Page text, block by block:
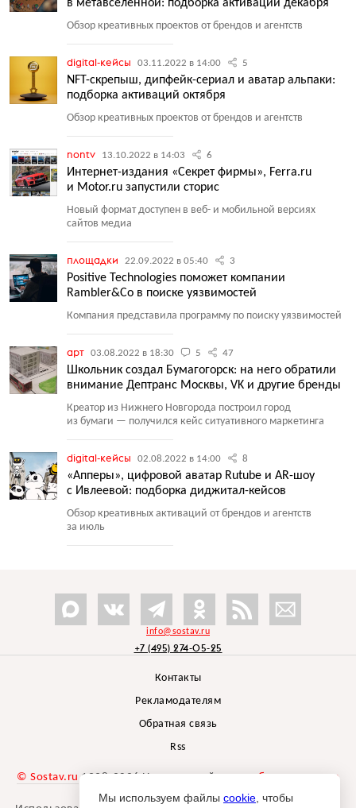
в метавселенной: подборка активаций декабря
Обзор креативных проектов от брендов и агентств
digital-кейсы 03.11.2022 в 14:00 5
NFT-скрепыш, дипфейк-сериал и аватар альпаки:
подборка активаций октября
Обзор креативных проектов от брендов и агентств
nontv 13.10.2022 в 14:03 6
Интернет-издания «Секрет фирмы», Ferra.ru
и Motor.ru запустили сторис
Новый формат доступен в веб- и мобильной версиях
сайтов медиа
площадки 22.09.2022 в 05:40 3
Positive Technologies поможет компании
Rambler&Co в поиске уязвимостей
Компания представила программу по поиску уязвимостей
арт 03.08.2022 в 18:30 5 47
Школьник создал Бумагогорск: на него обратили
внимание Дептранс Москвы, VK и другие бренды
Креатор из Нижнего Новгорода построил город
из бумаги — получился кейс ситуативного маркетинга
digital-кейсы 02.08.2022 в 14:00 8
«Апперы», цифровой аватар Rutube и AR-шоу
с Ивлеевой: подборка диджитал-кейсов
Обзор креативных активаций от брендов и агентств
за июль
info@sostav.ru
+7 (495) 274-05-25
Контакты
Рекламодателям
Обратная связь
Rss
© Sostav.ru 1998-2026 Независимый проектбрендингового
агентства Depot
Мы используем файлы cookie , чтобы